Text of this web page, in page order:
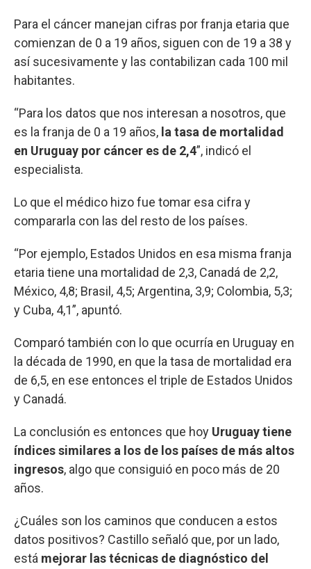
Para el cáncer manejan cifras por franja etaria que
comienzan de 0 a 19 años, siguen con de 19 a 38 y
así sucesivamente y las contabilizan cada 100 mil
habitantes.
“Para los datos que nos interesan a nosotros, que
es la franja de 0 a 19 años, la tasa de mortalidad
en Uruguay por cáncer es de 2,4”, indicó el
especialista.
Lo que el médico hizo fue tomar esa cifra y
compararla con las del resto de los países.
“Por ejemplo, Estados Unidos en esa misma franja
etaria tiene una mortalidad de 2,3, Canadá de 2,2,
México, 4,8; Brasil, 4,5; Argentina, 3,9; Colombia, 5,3;
y Cuba, 4,1”, apuntó.
Comparó también con lo que ocurría en Uruguay en
la década de 1990, en que la tasa de mortalidad era
de 6,5, en ese entonces el triple de Estados Unidos
y Canadá.
La conclusión es entonces que hoy Uruguay tiene
índices similares a los de los países de más altos
ingresos, algo que consiguió en poco más de 20
años.
¿Cuáles son los caminos que conducen a estos
datos positivos? Castillo señaló que, por un lado,
está mejorar las técnicas de diagnóstico del